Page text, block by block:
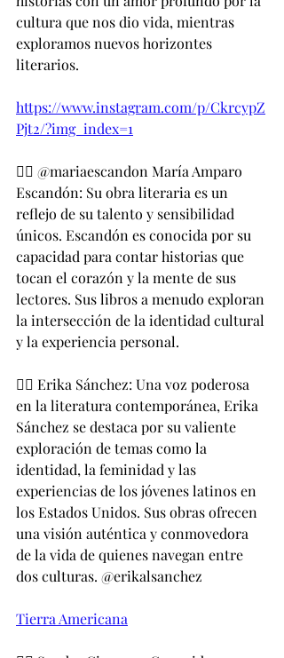
cultura que nos dio vida, mientras
exploramos nuevos horizontes
literarios.
https://www.instagram.com/p/CkrcypZ
Pjt2/?img_index=1
👉🏻 @mariaescandon María Amparo
Escandón: Su obra literaria es un
reflejo de su talento y sensibilidad
únicos. Escandón es conocida por su
capacidad para contar historias que
tocan el corazón y la mente de sus
lectores. Sus libros a menudo exploran
la intersección de la identidad cultural
y la experiencia personal.
👉🏻 Erika Sánchez: Una voz poderosa
en la literatura contemporánea, Erika
Sánchez se destaca por su valiente
exploración de temas como la
identidad, la feminidad y las
experiencias de los jóvenes latinos en
los Estados Unidos. Sus obras ofrecen
una visión auténtica y conmovedora
de la vida de quienes navegan entre
dos culturas. @erikalsanchez
Tierra Americana